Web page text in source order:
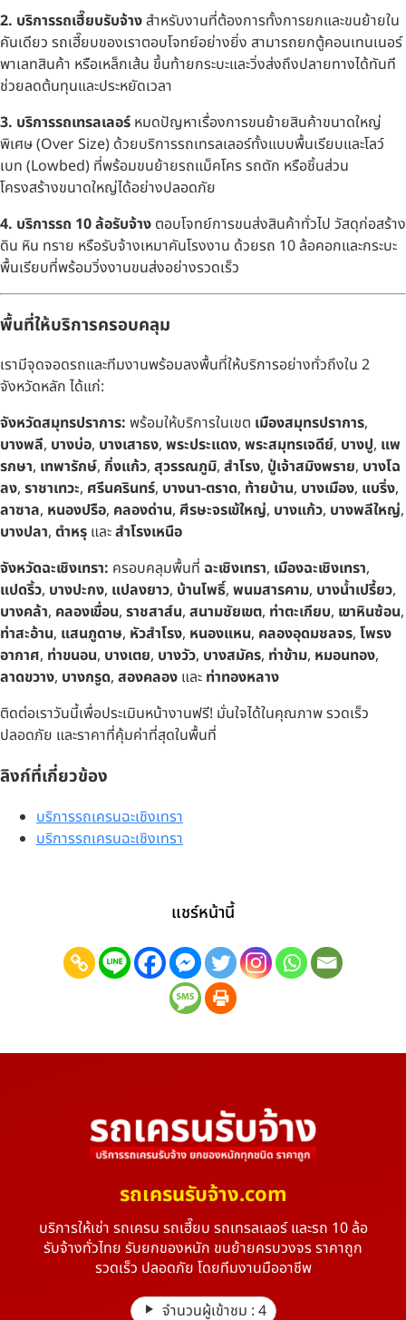
2. บริการรถเฮี๊ยบรับจ้างสำหรับงานที่ต้องการทั้งการยกและขนย้ายใน
คันเดียว รถเฮี๊ยบของเราตอบโจทย์อย่างยิ่ง สามารถยกตู้คอนเทนเนอร์
พาเลทสินค้า หรือเหล็กเส้น ขึ้นท้ายกระบะและวิ่งส่งถึงปลายทางได้ทันที
ช่วยลดต้นทุนและประหยัดเวลา
3. บริการรถเทรลเลอร์ หมดปัญหาเรื่องการขนย้ายสินค้าขนาดใหญ่
พิเศษ (Over Size) ด้วยบริการรถเทรลเลอร์ทั้งแบบพื้นเรียบและโลว์
เบท (Lowbed) ที่พร้อมขนย้ายรถแม็คโคร รถตัก หรือชิ้นส่วน
โครงสร้างขนาดใหญ่ได้อย่างปลอดภัย
4. บริการรถ 10 ล้อรับจ้าง ตอบโจทย์การขนส่งสินค้าทั่วไป วัสดุก่อสร้าง
ดิน หิน ทราย หรือรับจ้างเหมาคันโรงงาน ด้วยรถ 10 ล้อคอกและกระบะ
พื้นเรียบที่พร้อมวิ่งงานขนส่งอย่างรวดเร็ว
พื้นที่ให้บริการครอบคลุม
เรามีจุดจอดรถและทีมงานพร้อมลงพื้นที่ให้บริการอย่างทั่วถึงใน 2
จังหวัดหลัก ได้แก่:
จังหวัดสมุทรปราการ: พร้อมให้บริการในเขต เมืองสมุทรปราการ,
บางพลี, บางบ่อ, บางเสาธง, พระประแดง, พระสมุทรเจดีย์, บางปู, แพ
รกษา, เทพารักษ์, กิ่งแก้ว, สุวรรณภูมิ, สำโรง, ปู่เจ้าสมิงพราย, บางโฉ
ลง, ราชาเทวะ, ศรีนครินทร์, บางนา-ตราด, ท้ายบ้าน, บางเมือง, แบริ่ง,
ลาซาล, หนองปรือ, คลองด่าน, ศีรษะจรเข้ใหญ่, บางแก้ว, บางพลีใหญ่,
บางปลา, ตำหรุ และสำโรงเหนือ
จังหวัดฉะเชิงเทรา: ครอบคลุมพื้นที่ ฉะเชิงเทรา, เมืองฉะเชิงเทรา,
แปดริ้ว, บางปะกง, แปลงยาว, บ้านโพธิ์, พนมสารคาม, บางน้ำเปรี้ยว,
บางคล้า, คลองเขื่อน, ราชสาส์น, สนามชัยเขต, ท่าตะเกียบ, เขาหินซ้อน,
ท่าสะอ้าน, แสนภูดาษ, หัวสำโรง, หนองแหน, คลองอุดมชลจร, โพรง
อากาศ, ท่าขนอน, บางเตย, บางวัว, บางสมัคร, ท่าข้าม, หมอนทอง,
ลาดขวาง, บางกรูด, สองคลอง และ ท่าทองหลาง
ติดต่อเราวันนี้เพื่อประเมินหน้างานฟรี! มั่นใจได้ในคุณภาพ รวดเร็ว
ปลอดภัย และราคาที่คุ้มค่าที่สุดในพื้นที่
ลิงก์ที่เกี่ยวข้อง
บริการรถเครนฉะเชิงเทรา
บริการรถเครนฉะเชิงเทรา
แชร์หน้านี้
รถเครนรับจ้าง.com
บริการให้เช่า รถเครน รถเฮี๊ยบ รถเทรลเลอร์ และรถ 10 ล้อ
รับจ้างทั่วไทย รับยกของหนัก ขนย้ายครบวงจร ราคาถูก
รวดเร็ว ปลอดภัย โดยทีมงานมืออาชีพ
จำนวนผู้เข้าชม : 4